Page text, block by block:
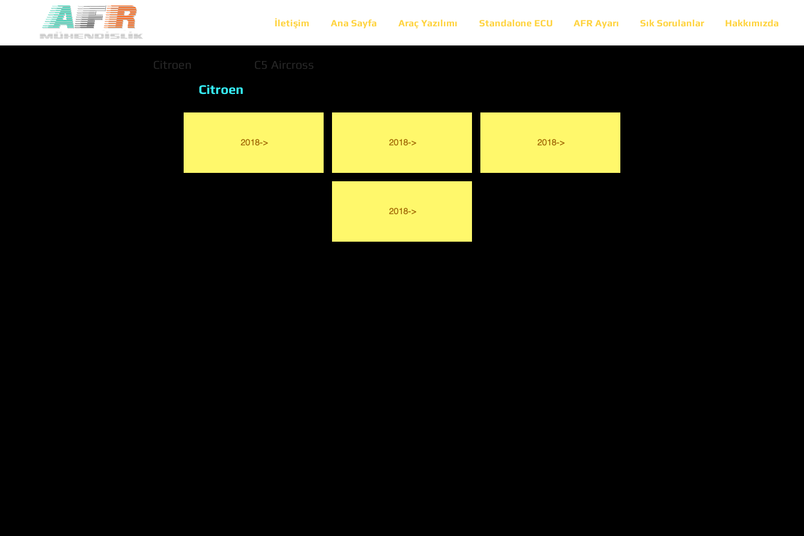
İletişim Ana Sayfa Araç Yazılımı Standalone ECU AFR Ayarı Sık Sorulanlar Hakkımızda
Citroen C5 Aircross
Citroen
2018-> 2018-> 2018->
2018->